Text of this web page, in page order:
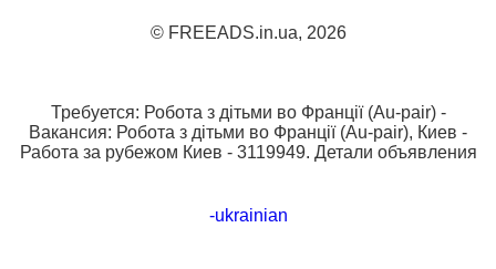
© FREEADS.in.ua, 2026
Требуется: Робота з дітьми во Франції (Au-pair) -
Вакансия: Робота з дітьми во Франції (Au-pair), Киев -
Работа за рубежом Киев - 3119949. Детали объявления
-ukrainian